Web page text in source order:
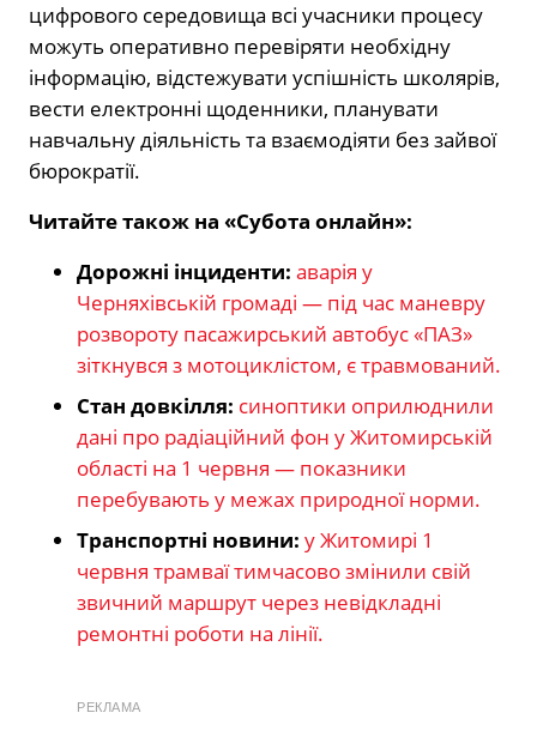
цифрового середовища всі учасники процесу
можуть оперативно перевіряти необхідну
інформацію, відстежувати успішність школярів,
вести електронні щоденники, планувати
навчальну діяльність та взаємодіяти без зайвої
бюрократії.
Читайте також на «Субота онлайн»:
Дорожні інциденти: аварія у
Черняхівській громаді — під час маневру
розвороту пасажирський автобус «ПАЗ»
зіткнувся з мотоциклістом, є травмований.
Стан довкілля: синоптики оприлюднили
дані про радіаційний фон у Житомирській
області на 1 червня — показники
перебувають у межах природної норми.
Транспортні новини: у Житомирі 1
червня трамваї тимчасово змінили свій
звичний маршрут через невідкладні
ремонтні роботи на лінії.
РЕКЛАМА